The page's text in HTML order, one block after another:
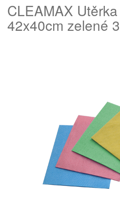
CLEAMAX
42x40cm zelené